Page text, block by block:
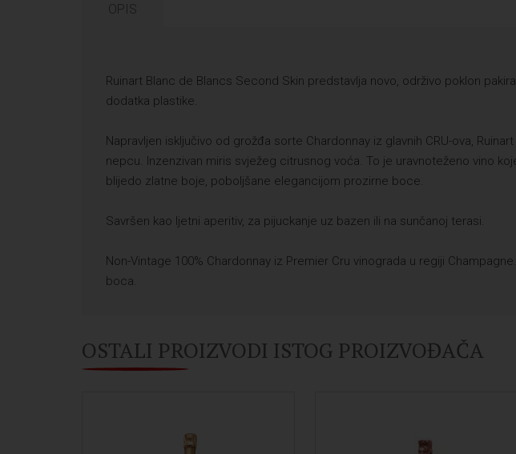
OPIS
Ruinart Blanc de Blancs Second Skin predstavlja novo, održivo poklon
dodatka plastike.
Napravljen isključivo od grožđa sorte Chardonnay iz glavnih CRU-ova,
nepcu. Inzenzivan miris svježeg citrusnog voća. To je uravnoteženo vino
blijedo zlatne boje, poboljšane elegancijom prozirne boce.
Savršen kao ljetni aperitiv, za pijuckanje uz bazen ili na sunčanoj terasi.
Non-Vintage 100% Chardonnay iz Premier Cru vinograda u regiji
boca.
OSTALI PROIZVODI ISTOG PROIZVOĐAČA